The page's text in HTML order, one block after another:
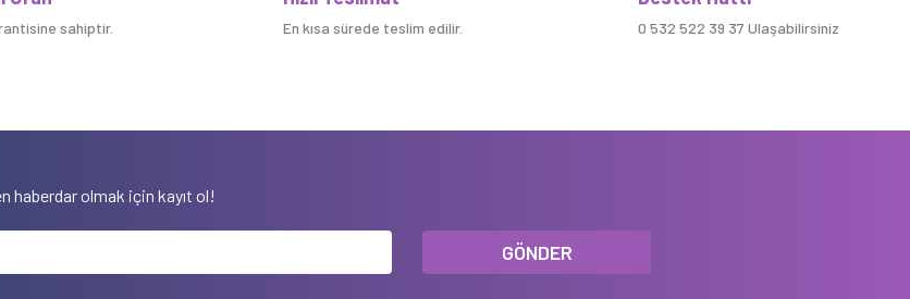
sahiptir. En kısa sürede teslim edilir. 0 532 522 39 37 Ulaşabilirsiniz
haberdar olmak için kayıt ol!
GÖNDER